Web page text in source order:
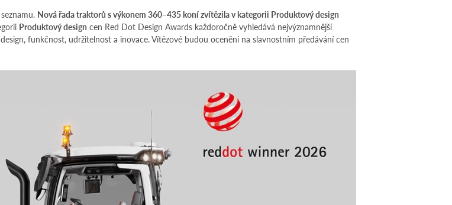
Nová řada traktorů s výkonem 360–435 koní zvítězila v kategorii Produktový design
Produktový design cen Red Dot Design Awards každoročně vyhledává nejvýznamnější
funkčnost, udržitelnost a inovace. Vítězové budou oceněni na slavnostním předávání cen